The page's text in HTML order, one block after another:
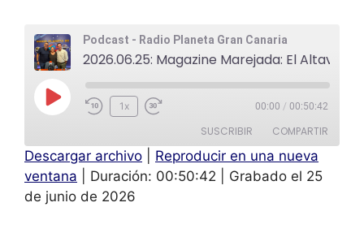
Podcast - Radio Planeta Gran Canaria
1x 00:00 / 00:50:42
SUSCRIBIR COMPARTIR
FEED RSS
COMPAR
TIR
Descargar archivo
Reproducir en una nueva
ventana
Duración: 00:50:42
Grabado el 25
de junio de 2026